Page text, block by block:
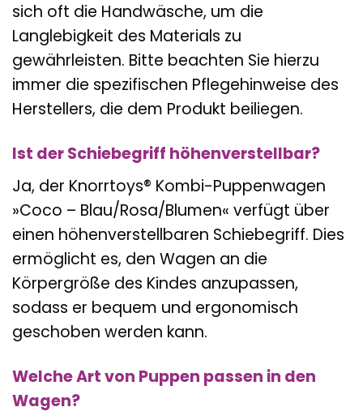
sich oft die Handwäsche, um die
Langlebigkeit des Materials zu
gewährleisten. Bitte beachten Sie hierzu
immer die spezifischen Pflegehinweise des
Herstellers, die dem Produkt beiliegen.
Ist der Schiebegriff höhenverstellbar?
Ja, der Knorrtoys® Kombi-Puppenwagen
»Coco – Blau/Rosa/Blumen« verfügt über
einen höhenverstellbaren Schiebegriff. Dies
ermöglicht es, den Wagen an die
Körpergröße des Kindes anzupassen,
sodass er bequem und ergonomisch
geschoben werden kann.
Welche Art von Puppen passen in den
Wagen?